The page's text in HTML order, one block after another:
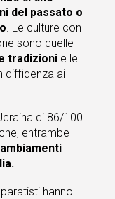
del passato o
. Le culture con
sono quelle
tradizioni e le
diffidenza ai
di 86/100
entrambe
hanno